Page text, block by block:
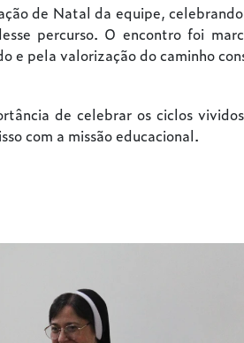
de Natal da equipe,
percurso. O encontro foi
e pela valorização do caminho
de celebrar os ciclos
com a missão educacional.